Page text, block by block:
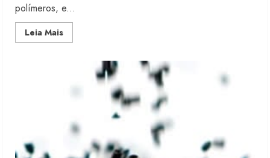
polímeros, e...
Leia MaisRead
more